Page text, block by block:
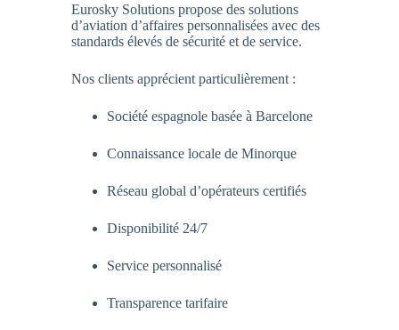
Eurosky Solutions propose des solutions
d’aviation d’affaires personnalisées avec des
standards élevés de sécurité et de service.
Nos clients apprécient particulièrement :
Société espagnole basée à Barcelone
Connaissance locale de Minorque
Réseau global d’opérateurs certifiés
Disponibilité 24/7
Service personnalisé
Transparence tarifaire